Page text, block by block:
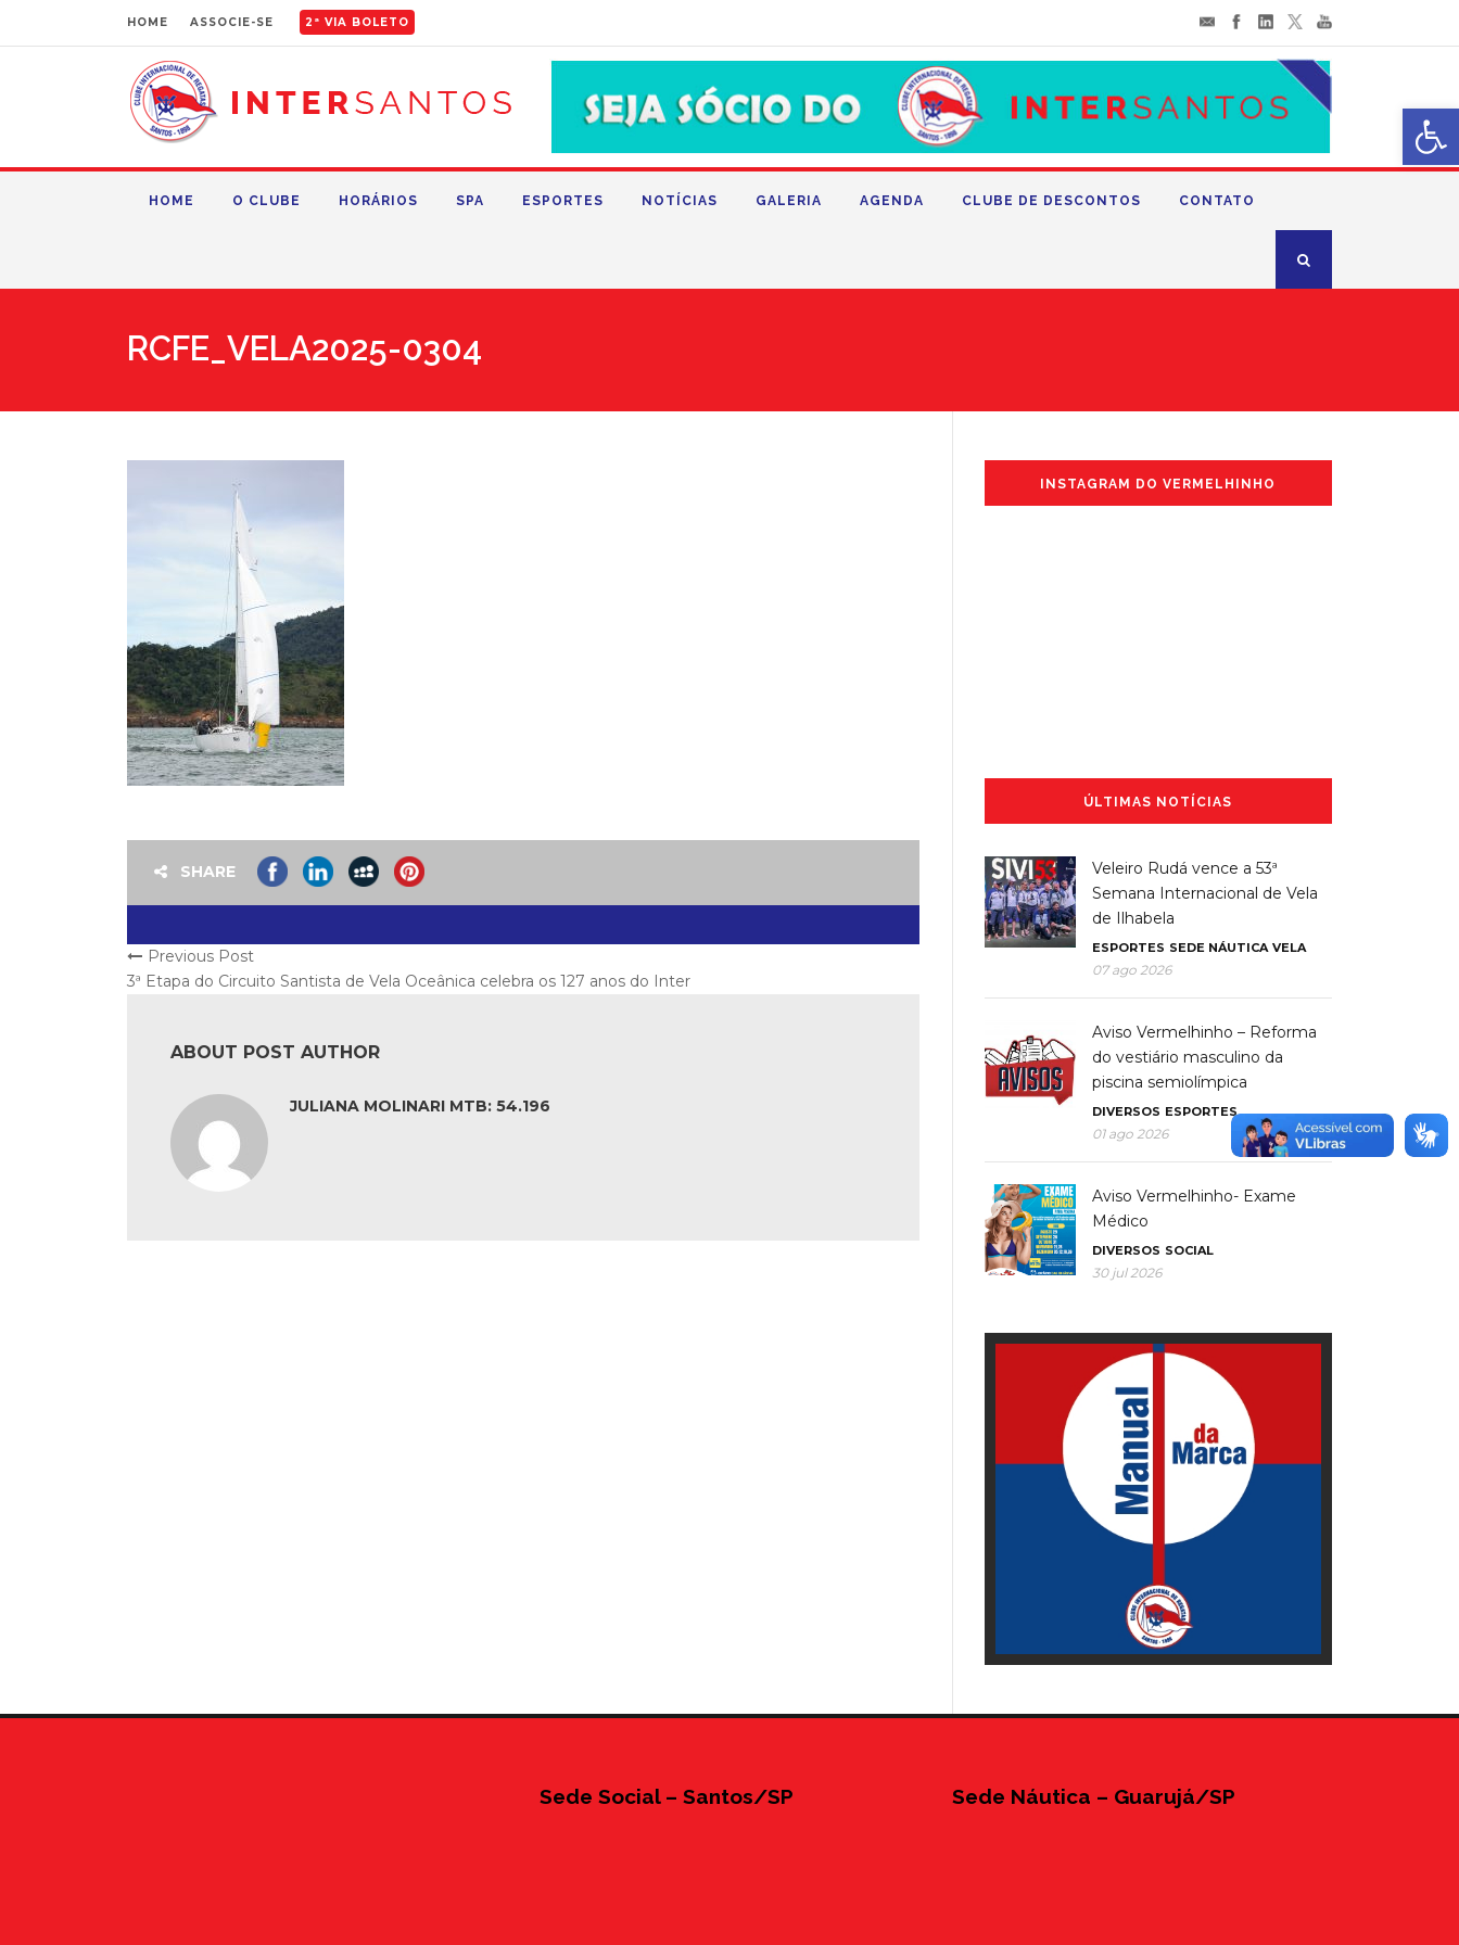
HOME ASSOCIE-SE 2ª VIA BOLETO
HOME O CLUBE HORÁRIOS SPA ESPORTES NOTÍCIAS GALERIA AGENDA CLUBE DE DESCONTOS CONTATO
RCFE_VELA2025-0304
SHARE
Previous Post
3ª Etapa do Circuito Santista de Vela Oceânica celebra os 127 anos do Inter
ABOUT POST AUTHOR
JULIANA MOLINARI MTB: 54.196
INSTAGRAM DO VERMELHINHO
ÚLTIMAS NOTÍCIAS
Veleiro Rudá vence a 53ª
Semana Internacional de Vela
de Ilhabela
ESPORTES SEDE NÁUTICA VELA
07 ago 2026
Aviso Vermelhinho – Reforma
do vestiário masculino da
piscina semiolímpica
DIVERSOS ESPORTES
01 ago 2026
Aviso Vermelhinho- Exame
Médico
DIVERSOS SOCIAL
30 jul 2026
Sede Social – Santos/SP Sede Náutica – Guarujá/SP
Abrir